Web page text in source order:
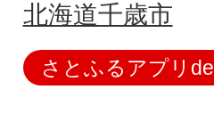
北海道千歳市
さとふるアプリ